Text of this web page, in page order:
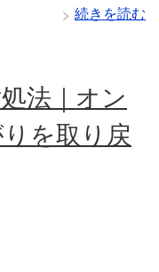
続きを読む
法｜オン
を取り戻